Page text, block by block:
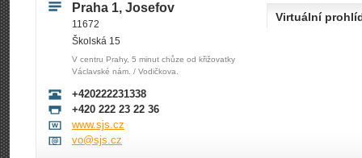
Praha 1, Josefov
11672
Školská 15
V centru Prahy, 5 minut chůze od křižovatky
Václavské nám. / Vodičkova.
+420222231338
+420 222 23 22 36
www.sjs.cz
vo@sjs.cz
Virtuální